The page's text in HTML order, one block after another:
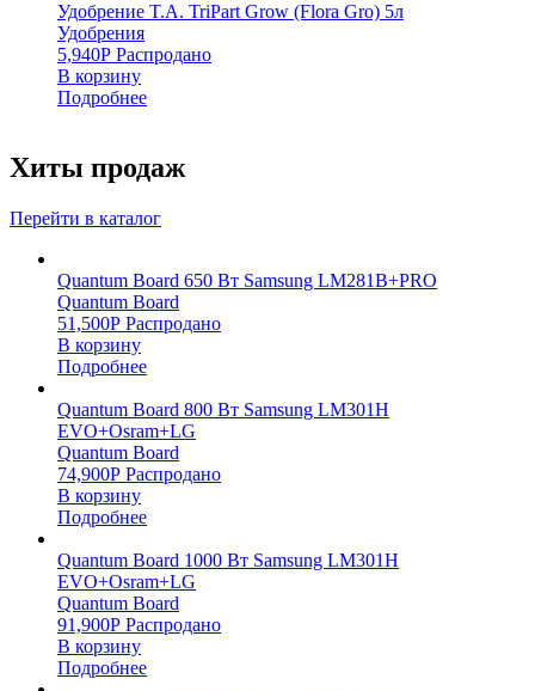
Удобрение T.A. TriPart Grow (Flora Gro) 5л
Удобрения
5,940Р Распродано
В корзину
Подробнее
Хиты продаж
Перейти в каталог
Quantum Board 650 Вт Samsung LM281B+PRO
Quantum Board
51,500Р Распродано
В корзину
Подробнее
Quantum Board 800 Вт Samsung LM301H
EVO+Osram+LG
Quantum Board
74,900Р Распродано
В корзину
Подробнее
Quantum Board 1000 Вт Samsung LM301H
EVO+Osram+LG
Quantum Board
91,900Р Распродано
В корзину
Подробнее